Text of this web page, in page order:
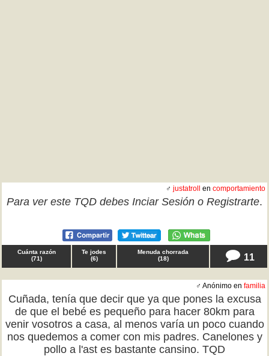
♂ justatroll en comportamiento
Para ver este TQD debes Inciar Sesión o Registrarte.
Cuánta razón
(71)
Te jodes
(6)
Menuda chorrada
(18) 11
♂ Anónimo en familia
Cuñada, tenía que decir que ya que pones la excusa
de que el bebé es pequeño para hacer 80km para
venir vosotros a casa, al menos varía un poco cuando
nos quedemos a comer con mis padres. Canelones y
pollo a l'ast es bastante cansino. TQD